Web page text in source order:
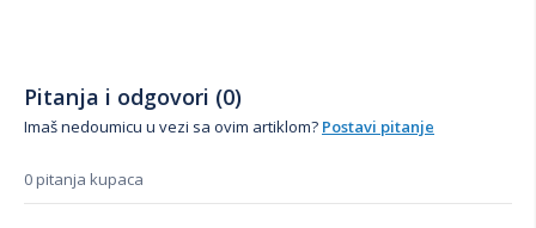
Pitanja i odgovori (0)
Imaš nedoumicu u vezi sa ovim artiklom? Postavi pitanje
0 pitanja kupaca